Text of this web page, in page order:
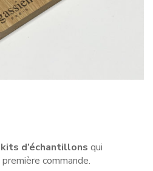
kits d’échantillonsqui
commande.